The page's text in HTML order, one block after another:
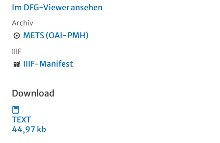
Im DFG-Viewer ansehen
Archiv
METS (OAI-PMH)
IIIF
IIIF-Manifest
Download
TEXT
44,97 kb